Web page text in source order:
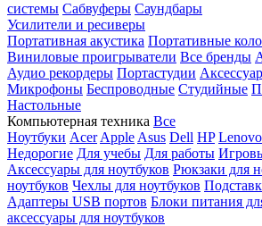
системы Сабвуферы Саундбары
Усилители и ресиверы
Портативная акустика Портативные
Виниловые проигрыватели Все бренды
Аудио рекордеры Портастудии
Микрофоны Беспроводные Студийные
Настольные
Компьютерная техника Все
Ноутбуки Acer Apple Asus Dell HP Lenovo
Недорогие Для учебы Для работы
Аксессуары для ноутбуков Рюкзаки для
ноутбуков Чехлы для ноутбуков
Адаптеры USB портов Блоки питания
аксессуары для ноутбуков